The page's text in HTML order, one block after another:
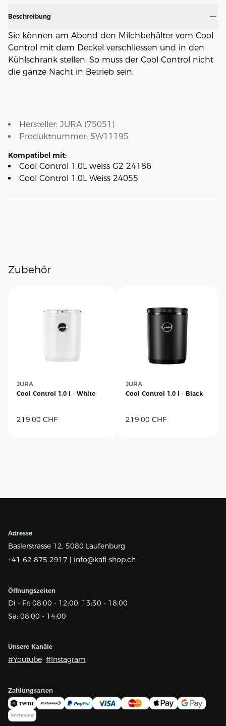
Beschreibung
Sie können am Abend den Milchbehälter vom Cool
Control mit dem Deckel verschliessen und in den
Kühlschrank stellen. So muss der Cool Control nicht
die ganze Nacht in Betrieb sein.
Hersteller: JURA (75051 )
Produktnummer: SW11195
Kompatibel mit:
Cool Control 1.0L weiss G2 24186
Cool Control 1.0L Weiss 24055
Zubehör
JURA
Cool Control 1.0 l - White
219.00 CHF
JURA
Cool Control 1.0 l - Black
219.00 CHF
Adresse
Baslerstrasse 12, 5080 Laufenburg
+41 62 875 2917 | info@kafi-shop.ch
Öffnungszeiten
Di - Fr: 08:00 - 12:00, 13:30 - 18:00
Sa: 08:00 - 14:00
Unsere Kanäle
#Youtube #Instagram
Zahlungsarten